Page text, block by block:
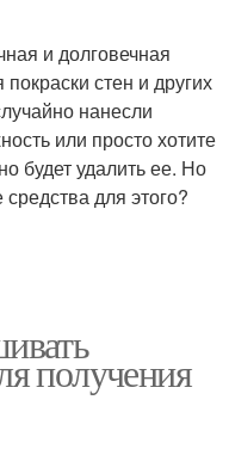
и долговечная
покраски стен и других
нанесли
или просто хотите
будет удалить ее. Но
для этого?
получения